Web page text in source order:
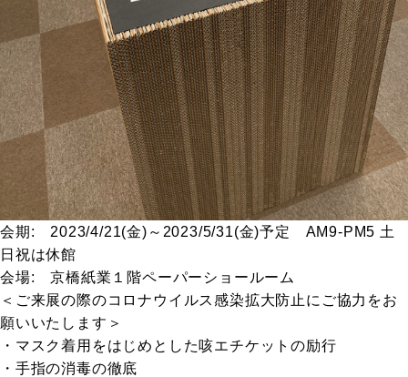
会期: 2023/4/21(金)～2023/5/31(金)予定 AM9-PM5 土
日祝は休館
会場: 京橋紙業１階ペーパーショールーム
＜ご来展の際のコロナウイルス感染拡大防止にご協力をお
願いいたします＞
・マスク着用をはじめとした咳エチケットの励行
・手指の消毒の徹底